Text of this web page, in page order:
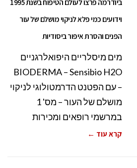
ביודרמה פרצו לעולם הטיפוח בשנת 1995
וידועים כמי פלא לניקוי מושלם של עור
הפנים והסרת איפור ביסודיות
מים מיסלריים היפואלרגניים
BIODERMA – Sensibio H2O
– עם הפטנט הדרמטולוגי לניקוי
מושלם של העור – מס' 1
במרשמי רופאים ומכירות
קרא עוד ←